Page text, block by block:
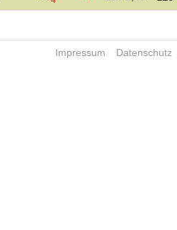
Impressum Datenschutz